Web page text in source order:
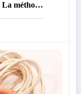
méthode